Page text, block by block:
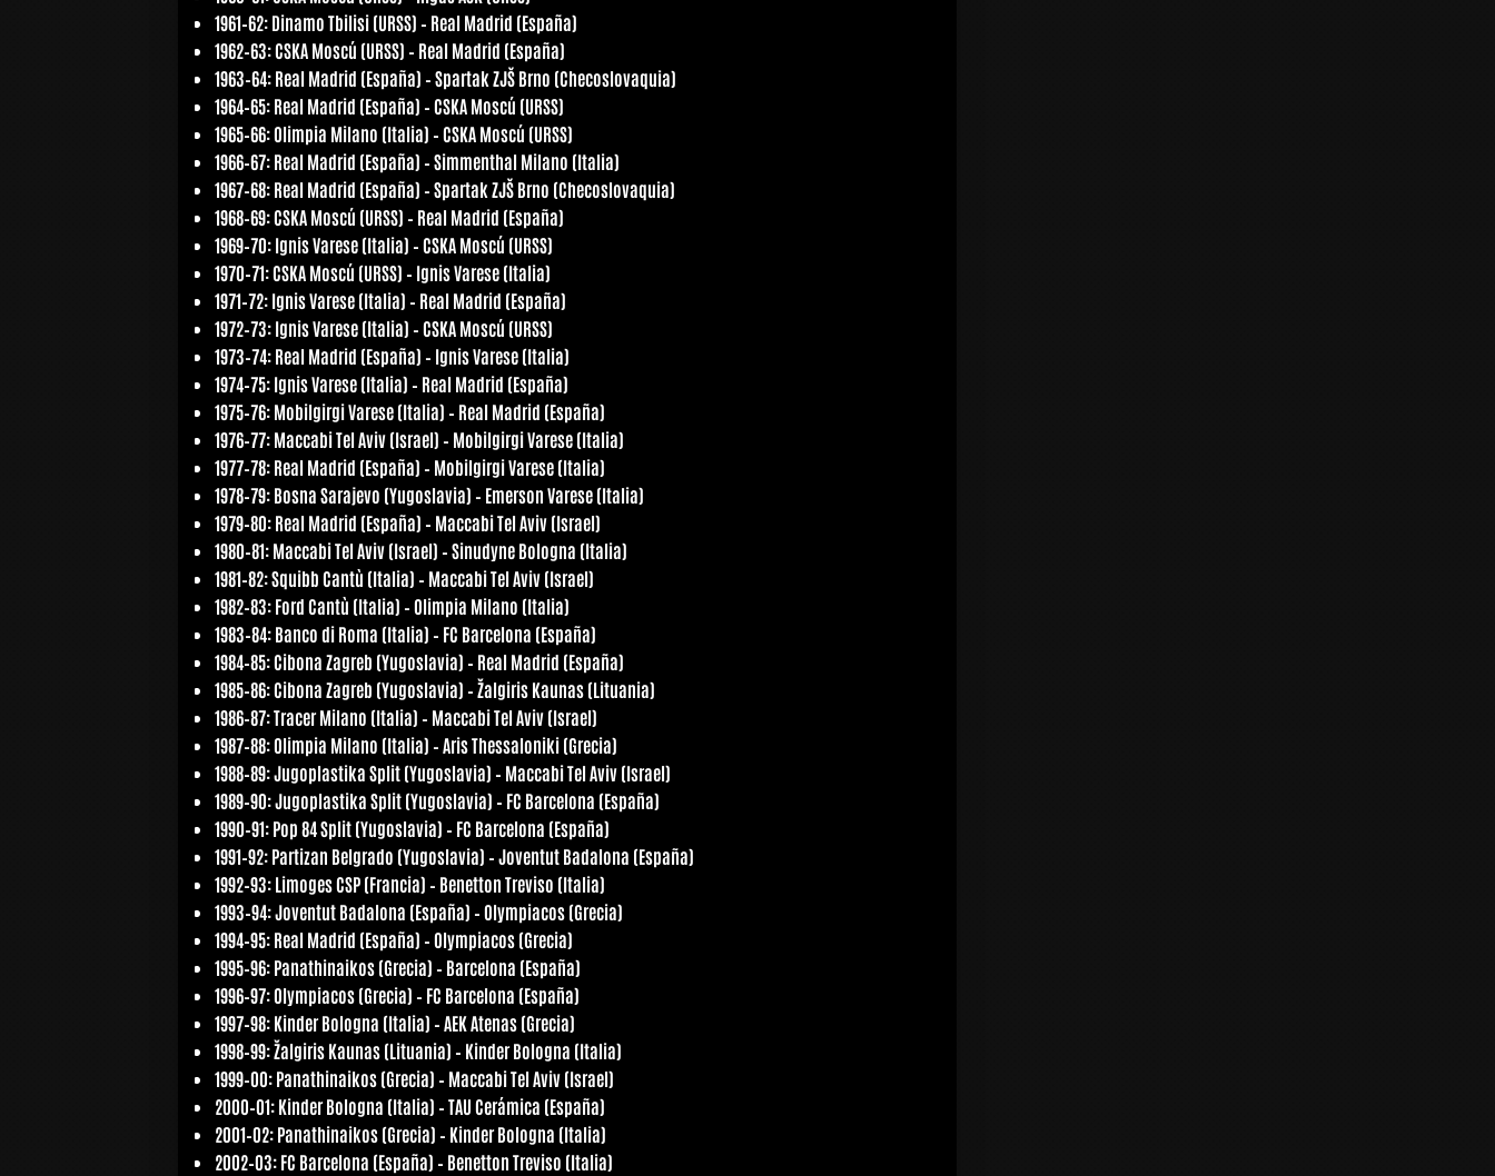
1961–62:Dinamo Tbilisi (URSS) – Real Madrid (España)
1962–63:CSKA Moscú (URSS) – Real Madrid (España)
1963–64:Real Madrid (España) – Spartak ZJŠ Brno (Checoslovaquia)
1964–65:Real Madrid (España) – CSKA Moscú (URSS)
1965–66:Olimpia Milano (Italia) – CSKA Moscú (URSS)
1966–67:Real Madrid (España) – Simmenthal Milano (Italia)
1967–68:Real Madrid (España) – Spartak ZJŠ Brno (Checoslovaquia)
1968–69:CSKA Moscú (URSS) – Real Madrid (España)
1969–70:Ignis Varese (Italia) – CSKA Moscú (URSS)
1970–71:CSKA Moscú (URSS) – Ignis Varese (Italia)
1971–72:Ignis Varese (Italia) – Real Madrid (España)
1972–73:Ignis Varese (Italia) – CSKA Moscú (URSS)
1973–74:Real Madrid (España) – Ignis Varese (Italia)
1974–75:Ignis Varese (Italia) – Real Madrid (España)
1975–76:Mobilgirgi Varese (Italia) – Real Madrid (España)
1976–77:Maccabi Tel Aviv (Israel) – Mobilgirgi Varese (Italia)
1977–78:Real Madrid (España) – Mobilgirgi Varese (Italia)
1978–79:Bosna Sarajevo (Yugoslavia) – Emerson Varese (Italia)
1979–80:Real Madrid (España) – Maccabi Tel Aviv (Israel)
1980–81:Maccabi Tel Aviv (Israel) – Sinudyne Bologna (Italia)
1981–82:Squibb Cantù (Italia) – Maccabi Tel Aviv (Israel)
1982–83:Ford Cantù (Italia) – Olimpia Milano (Italia)
1983–84:Banco di Roma (Italia) – FC Barcelona (España)
1984–85:Cibona Zagreb (Yugoslavia) – Real Madrid (España)
1985–86:Cibona Zagreb (Yugoslavia) – Žalgiris Kaunas (Lituania)
1986–87:Tracer Milano (Italia) – Maccabi Tel Aviv (Israel)
1987–88:Olimpia Milano (Italia) – Aris Thessaloniki (Grecia)
1988–89:Jugoplastika Split (Yugoslavia) – Maccabi Tel Aviv (Israel)
1989–90:Jugoplastika Split (Yugoslavia) – FC Barcelona (España)
1990–91:Pop 84 Split (Yugoslavia) – FC Barcelona (España)
1991–92:Partizan Belgrado (Yugoslavia) – Joventut Badalona (España)
1992–93:Limoges CSP (Francia) – Benetton Treviso (Italia)
1993–94:Joventut Badalona (España) – Olympiacos (Grecia)
1994–95:Real Madrid (España) – Olympiacos (Grecia)
1995–96:Panathinaikos (Grecia) – Barcelona (España)
1996–97:Olympiacos (Grecia) – FC Barcelona (España)
1997–98:Kinder Bologna (Italia) – AEK Atenas (Grecia)
1998–99:Žalgiris Kaunas (Lituania) – Kinder Bologna (Italia)
1999–00:Panathinaikos (Grecia) – Maccabi Tel Aviv (Israel)
2000–01:Kinder Bologna (Italia) – TAU Cerámica (España)
2001–02:Panathinaikos (Grecia) – Kinder Bologna (Italia)
2002–03:FC Barcelona (España) – Benetton Treviso (Italia)